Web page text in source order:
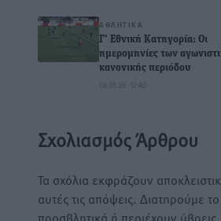
ΑΘΛΗΤΙΚΆ
Γ’ Εθνική Κατηγορία: Οι
ημερομηνίες των
κανονικής περιόδου
08.08.26 · 12:40
Σχολιασμός Άρθρου
Τα σχόλια εκφράζουν
αυτές τις απόψεις. Διατηρούμε
προσβλητικά ή περιέχουν